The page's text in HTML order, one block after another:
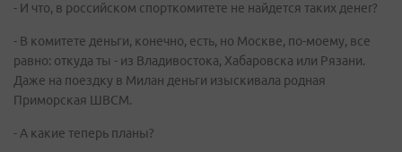
- И что, в российском спорткомитете не найдется таких денег?
- В комитете деньги, конечно, есть, но Москве, по-моему, все
равно: откуда ты - из Владивостока, Хабаровска или Рязани.
Даже на поездку в Милан деньги изыскивала родная
Приморская ШВСМ.
- А какие теперь планы?